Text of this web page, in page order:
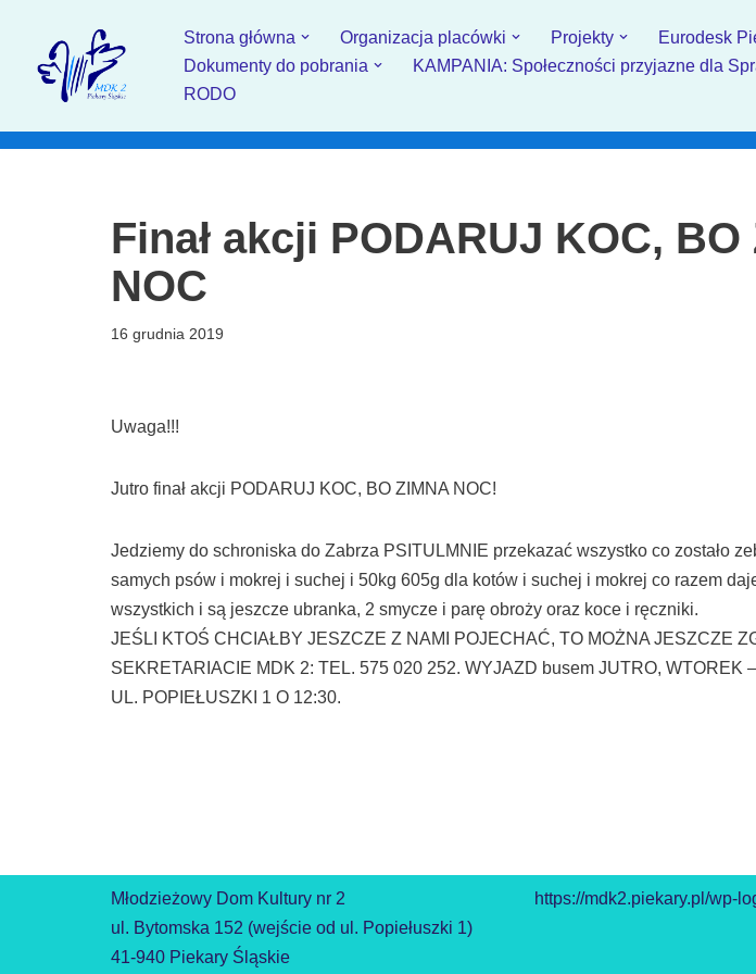
Przejdź
Strona główna Organizacja placówki Projekty Eurodesk
Dokumenty do pobrania
KAMPANIA: Społeczności przyjazne dla
RODO
Finał akcji PODARUJ KOC, BO
NOC
16 grudnia 2019
Uwaga!!!
Jutro finał akcji PODARUJ KOC, BO ZIMNA NOC!
Jedziemy do schroniska do Zabrza PSITULMNIE przekazać wszystko co zostało
samych psów i mokrej i suchej i 50kg 605g dla kotów i suchej i mokrej co razem
wszystkich i są jeszcze ubranka, 2 smycze i parę obroży oraz koce i ręczniki.
JEŚLI KTOŚ CHCIAŁBY JESZCZE Z NAMI POJECHAĆ, TO MOŻNA JESZCZE
SEKRETARIACIE MDK 2: TEL. 575 020 252. WYJAZD busem JUTRO, WTOREK
UL. POPIEŁUSZKI 1 O 12:30.
Młodzieżowy Dom Kultury nr 2
ul. Bytomska 152 (wejście od ul. Popiełuszki 1)
41-940 Piekary Śląskie
https://mdk2.piekary.pl/wp-